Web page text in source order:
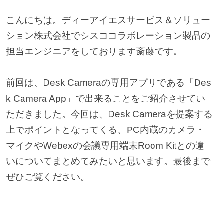
こんにちは。ディーアイエスサービス＆ソリュー
ション株式会社でシスココラボレーション製品の
担当エンジニアをしております斎藤です。
前回は、Desk Cameraの専用アプリである「Des
k Camera App」で出来ることをご紹介させてい
ただきました。今回は、Desk Cameraを提案する
上でポイントとなってくる、PC内蔵のカメラ・
マイクやWebexの会議専用端末Room Kitとの違
いについてまとめてみたいと思います。最後まで
ぜひご覧ください。